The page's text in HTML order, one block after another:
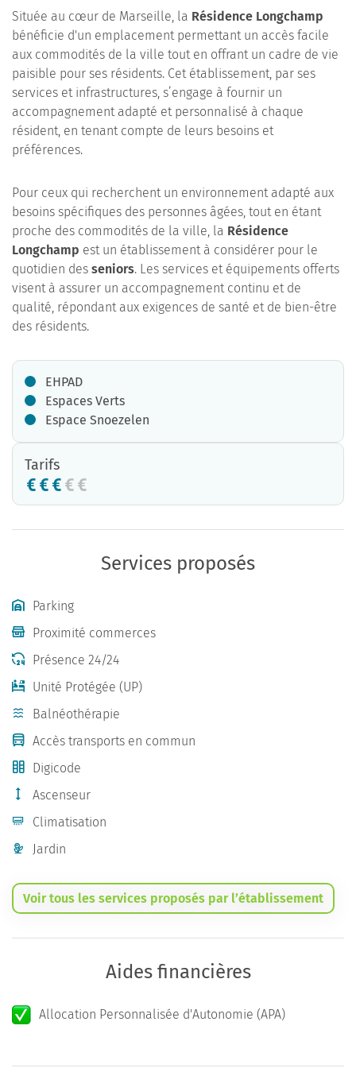
Située au cœur de Marseille, la Résidence Longchamp
bénéficie d'un emplacement permettant un accès facile
aux commodités de la ville tout en offrant un cadre de vie
paisible pour ses résidents. Cet établissement, par ses
services et infrastructures, s’engage à fournir un
accompagnement adapté et personnalisé à chaque
résident, en tenant compte de leurs besoins et
préférences.
Pour ceux qui recherchent un environnement adapté aux
besoins spécifiques des personnes âgées, tout en étant
proche des commodités de la ville, la Résidence
Longchamp est un établissement à considérer pour le
quotidien des seniors. Les services et équipements offerts
visent à assurer un accompagnement continu et de
qualité, répondant aux exigences de santé et de bien-être
des résidents.
EHPAD
Espaces Verts
Espace Snoezelen
Tarifs
Services proposés
Parking
Proximité commerces
Présence 24/24
Unité Protégée (UP)
Balnéothérapie
Accès transports en commun
Digicode
Ascenseur
Climatisation
Jardin
Voir tous les services proposés par l’établissement
Aides financières
Allocation Personnalisée d'Autonomie (APA)